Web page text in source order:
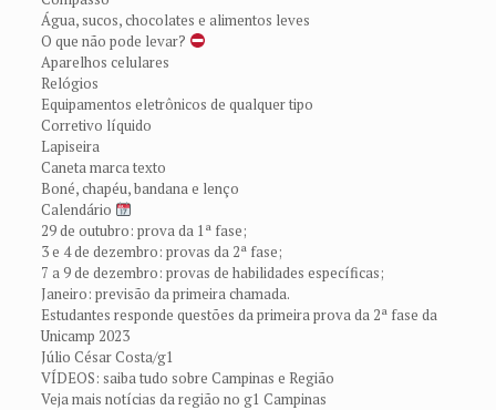
Água, sucos, chocolates e alimentos leves
O que não pode levar?
Aparelhos celulares
Relógios
Equipamentos eletrônicos de qualquer tipo
Corretivo líquido
Lapiseira
Caneta marca texto
Boné, chapéu, bandana e lenço
Calendário
29 de outubro: prova da 1ª fase;
3 e 4 de dezembro: provas da 2ª fase;
7 a 9 de dezembro: provas de habilidades específicas;
Janeiro: previsão da primeira chamada.
Estudantes responde questões da primeira prova da 2ª fase da
Unicamp 2023
Júlio César Costa/g1
VÍDEOS: saiba tudo sobre Campinas e Região
Veja mais notícias da região no g1 Campinas